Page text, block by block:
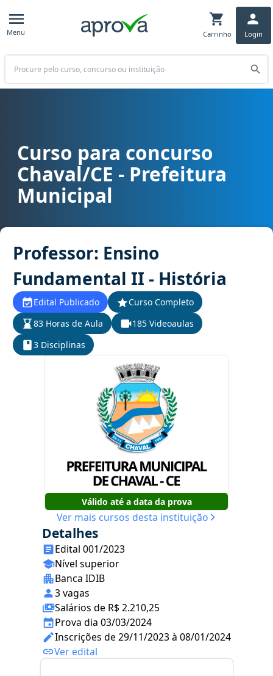
Menu Carrinho Login
Buscar
Curso para concurso Chaval/CE - Prefeitura Municipal cargo
Curso para concurso
Chaval/CE - Prefeitura
Municipal
Professor: Ensino
Fundamental II - História
Edital Publicado
Curso Completo
83 Horas de Aula
185 Videoaulas
3 Disciplinas
Válido até a data da prova
Ver mais cursos desta instituição
Detalhes
Edital 001/2023
Nível superior
Banca IDIB
3 vagas
Salários de R$ 2.210,25
Prova dia 03/03/2024
Inscrições de 29/11/2023 à 08/01/2024
Ver edital